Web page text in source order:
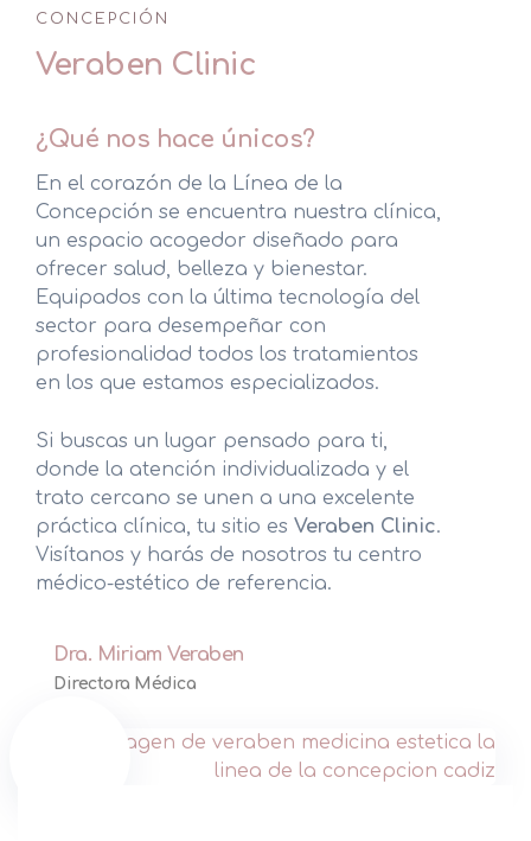
LANLUMA V y LANLUMA X
HIFU Corporal
Criolipólisis
Celulitis
T-Chair
Flacidez Corporal
Obesidad
Adiposidad Localizada
Remodelación de Glúteos
Hiperhidrosis
CONCEPCIÓN
Veraben Clinic
¿Qué nos hace únicos?
En el corazón de la Línea de la
Concepción se encuentra nuestra clínica,
un espacio acogedor diseñado para
ofrecer salud, belleza y bienestar.
Equipados con la última tecnología del
sector para desempeñar con
profesionalidad todos los tratamientos
en los que estamos especializados.
Si buscas un lugar pensado para ti,
donde la atención individualizada y el
trato cercano se unen a una excelente
práctica clínica, tu sitio es Veraben Clinic.
Visítanos y harás de nosotros tu centro
médico-estético de referencia.
Dra. Miriam Veraben
Directora Médica